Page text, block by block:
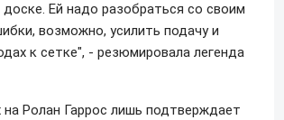
Ей надо разобраться со своим
возможно, усилить подачу и
к сетке", - резюмировала легенда
Ролан Гаррос лишь подтверждает